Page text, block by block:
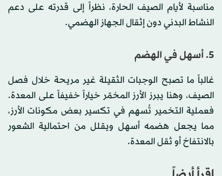
مناسبة لأيام الصيف الحارة، نظراً إلى قدرته على دعم
النشاط البدني دون إثقال الجهاز الهضمي.
5. أسهل في الهضم
غالباً ما تصبح الوجبات الثقيلة غير مريحة خلال فصل
الصيف، وهنا يبرز الأرز المخمّر خياراً خفيفاً على المعدة.
فعملية التخمير تُسهم في تكسير بعض مكونات الأرز،
مما يجعل هضمه أسهل ويقلل من احتمالية الشعور
بالانتفاخ أو ثقل المعدة.